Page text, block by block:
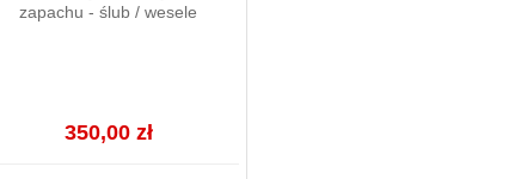
zapachu - ślub / wesele
350,00 zł